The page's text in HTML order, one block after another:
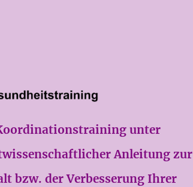
unter
Anleitung zur
bzw. der Verbesserung Ihrer